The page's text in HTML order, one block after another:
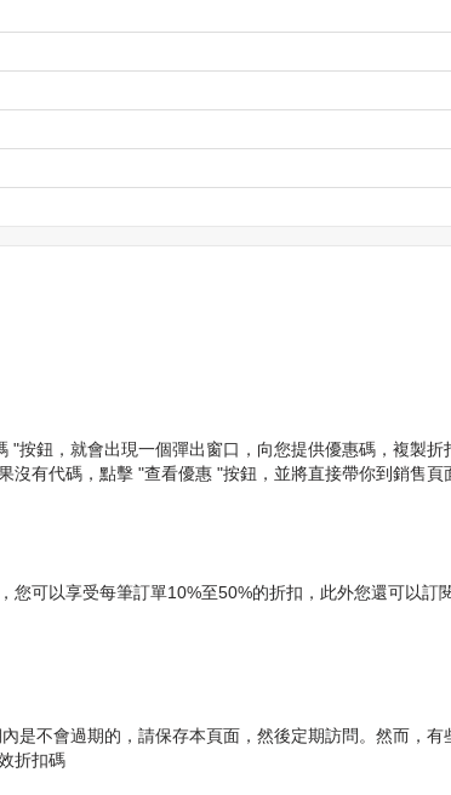
按鈕，就會出現一個彈出窗口，向您提供優惠碼，複製
沒有代碼，點擊 "查看優惠 "按鈕，並將直接帶你到銷售頁
可以享受每筆訂單10%至50%的折扣，此外您還可以訂
是不會過期的，請保存本頁面，然後定期訪問。然而，
折扣碼